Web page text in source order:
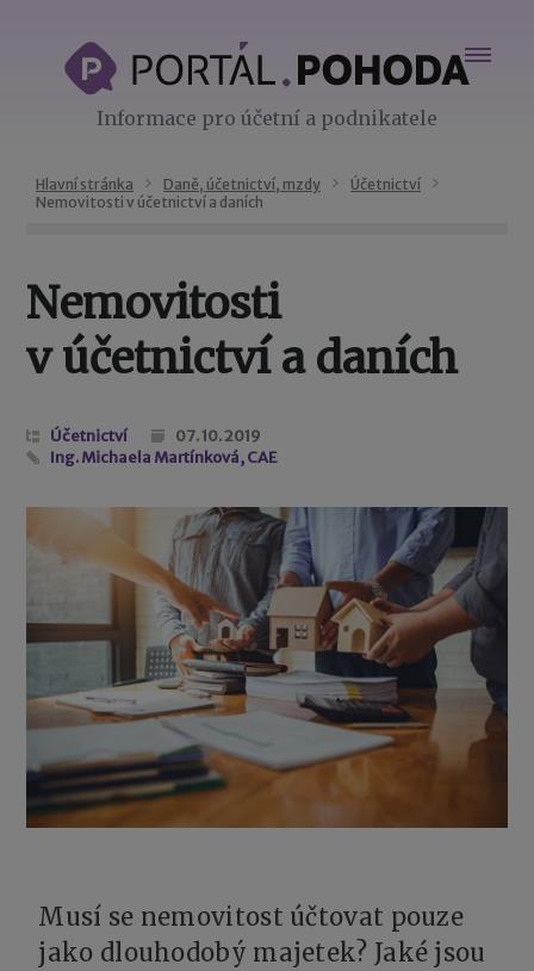
Informace pro účetní a podnikatele
Hlavní stránka Daně, účetnictví, mzdy
Účetnictví
Nemovitosti v účetnictví a daních
Nemovitosti
v účetnictví a daních
Účetnictví
07. 10. 2019
Ing. Michaela Martínková, CAE
Musí se nemovitost účtovat pouze
jako dlouhodobý majetek? Jaké jsou